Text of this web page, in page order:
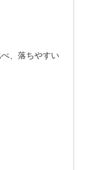
、落ちやすい